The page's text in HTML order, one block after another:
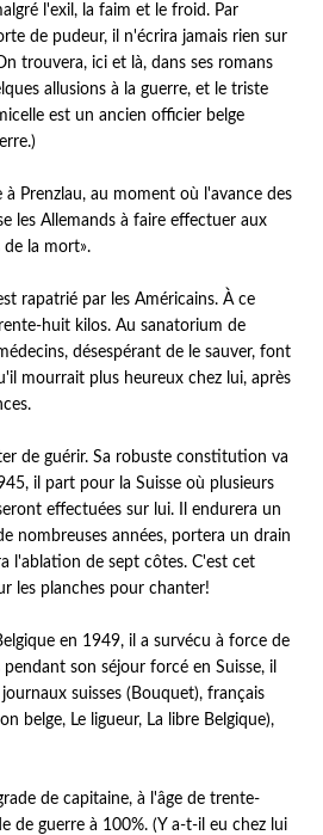
l'exil, la faim et le froid. Par
de pudeur, il n'écrira jamais rien sur
trouvera, ici et là, dans ses romans
allusions à la guerre, et le triste
est un ancien officier belge
à Prenzlau, au moment où l'avance des
les Allemands à faire effectuer aux
de la mort».
rapatrié par les Américains. À ce
huit kilos. Au sanatorium de
désespérant de le sauver, font
mourrait plus heureux chez lui, après
de guérir. Sa robuste constitution va
il part pour la Suisse où plusieurs
effectuées sur lui. Il endurera un
nombreuses années, portera un drain
l'ablation de sept côtes. C'est cet
les planches pour chanter!
en 1949, il a survécu à force de
son séjour forcé en Suisse, il
suisses (Bouquet), français
belge, Le ligueur, La libre Belgique),
de capitaine, à l'âge de trente-
de guerre à 100%. (Y a-t-il eu chez lui